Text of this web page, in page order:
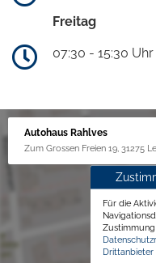
Freitag
07:30 - 15:30 Uhr
Autohaus Rahlves
Zum Grossen Freien 19, 31275
Für die
Drittanbieter